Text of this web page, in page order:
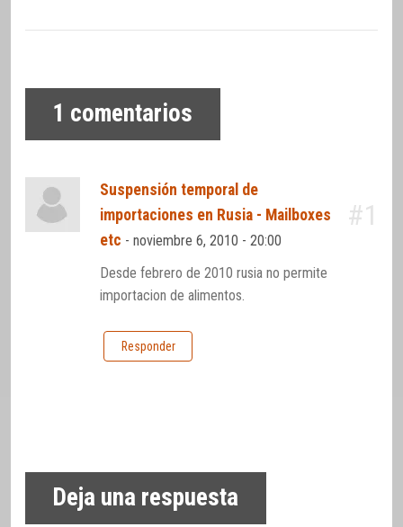
1 comentarios
Suspensión temporal de
importaciones en Rusia - Mailboxes
etc -noviembre 6, 2010 - 20:00
#1
Desde febrero de 2010 rusia no permite
importacion de alimentos.
Responder
Deja una respuesta